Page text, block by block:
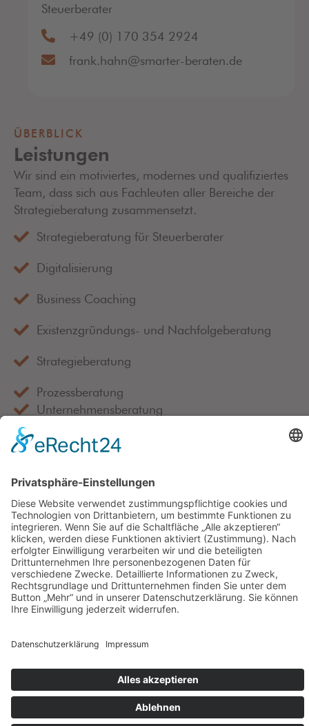
Steuerberater
+49 (0) 170 354 2924
frank.hahn@smarter-beraten.de
ÜBERBLICK
Leistungen
Wir sind ein motiviertes, modernes und qualifiziertes
Team, dass sich aus Fachleuten aller Bereiche der
Strategieberatung zusammensetzt.
Strategieberatung für Steuerberater
Digitalisierung
Business Coaching
Existenzgründungs- und Nachfolgeberatung
Strategieberatung
Prozessberatung
Unternehmensberatung
Fördermittelberatung
Persönlichkeitsanalyse
ganzheitliche Unternehmensanalyse
DATEV Berater für Berater
DatenschutzImpressumCookie-Einstellungen